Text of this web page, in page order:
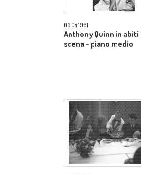
03.04.1961
Anthony Quinn in abiti
scena - piano medio